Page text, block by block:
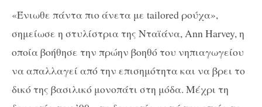
«Ένιωθε πάντα πιο άνετα με tailored ρούχα»,
σημείωσε η στυλίστρια της Νταϊάνα, Ann Harvey, η
οποία βοήθησε την πρώην βοηθό του νηπιαγωγείου
να απαλλαγεί από την επισημότητα και να βρει το
δικό της βασιλικό μονοπάτι στη μόδα. Μέχρι τη